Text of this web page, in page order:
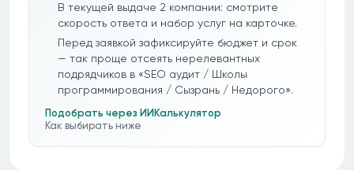
В текущей выдаче 2 компании: смотрите
скорость ответа и набор услуг на карточке.
Перед заявкой зафиксируйте бюджет и срок
— так проще отсеять нерелевантных
подрядчиков в «SEO аудит / Школы
программирования / Сызрань / Недорого».
Подобрать через ИИ Калькулятор
Как выбирать ниже